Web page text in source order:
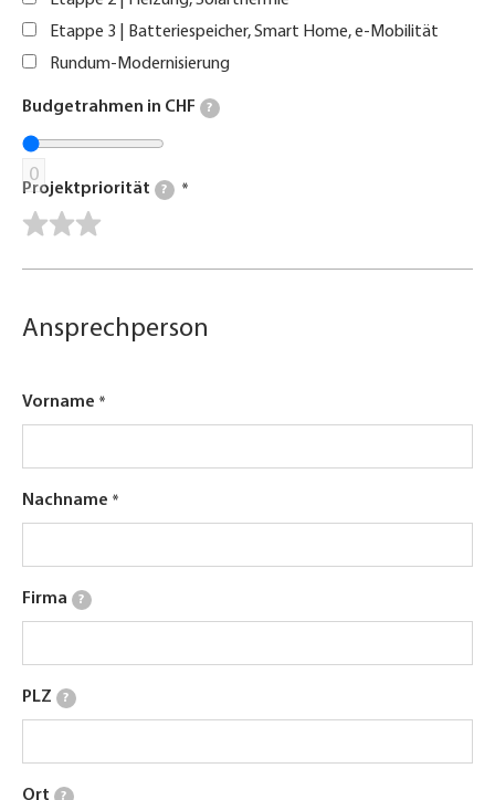
Etappe 3 | Batteriespeicher, Smart Home, e-Mobilität
Rundum-Modernisierung
Budgetrahmen in CHF ?
0
Projektpriorität ?
Ansprechperson
Vorname
Nachname
Firma ?
PLZ ?
Ort ?